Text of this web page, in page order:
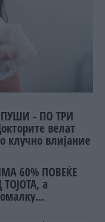
- ПО ТРИ
велат
клучно влијание
60% ПОВЕЌЕ
а